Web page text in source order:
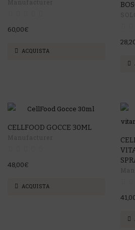
60,00€
ACQUISTA
CELLFOOD GOCCE 30ML
48,00€
ACQUISTA